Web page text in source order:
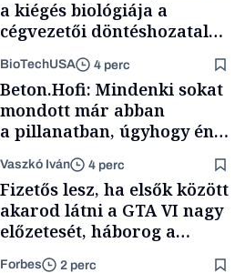
a kiégés biológiája a
cégvezetői döntéshozatal
BioTechUSA 4 perc
Beton.Hofi: Mindenki sokat
mondott már abban
a pillanatban, úgyhogy én
a legsarkosabb
gondolataimat akartam
kimondani
Vaszkó Iván 4 perc
Fizetős lesz, ha elsők között
akarod látni a GTA VI nagy
előzetesét, háborog a
gamer közösség
Forbes 2 perc